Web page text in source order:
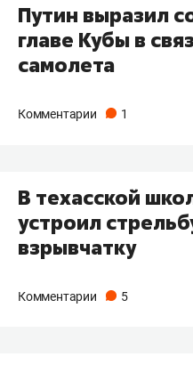
Путин выразил
главе Кубы в
самолета
Комментарии 1
В техасской
устроил
взрывчатку
Комментарии 5